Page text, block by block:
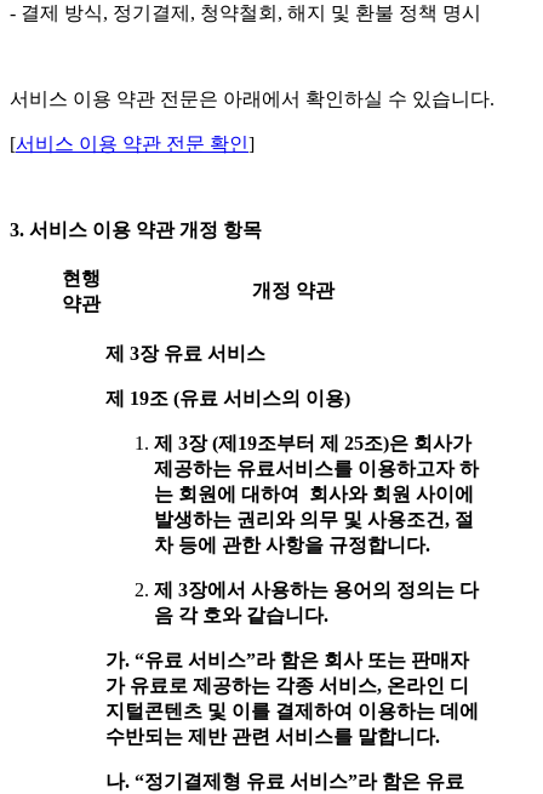
- 결제 방식, 정기결제, 청약철회, 해지 및 환불 정책 명시
서비스 이용 약관 전문은 아래에서 확인하실 수 있습니다.
[서비스 이용 약관 전문 확인]
3. 서비스 이용 약관 개정 항목
현행
약관
개정 약관
제 3장 유료 서비스
제 19조 (유료 서비스의 이용)
제 3장 (제19조부터 제 25조)은 회사가
제공하는 유료서비스를 이용하고자 하
는 회원에 대하여 회사와 회원 사이에
발생하는 권리와 의무 및 사용조건, 절
차 등에 관한 사항을 규정합니다.
제 3장에서 사용하는 용어의 정의는 다
음 각 호와 같습니다.
가. “유료 서비스”라 함은 회사 또는 판매자
가 유료로 제공하는 각종 서비스, 온라인 디
지털콘텐츠 및 이를 결제하여 이용하는 데에
수반되는 제반 관련 서비스를 말합니다.
나. “정기결제형 유료 서비스”라 함은 유료